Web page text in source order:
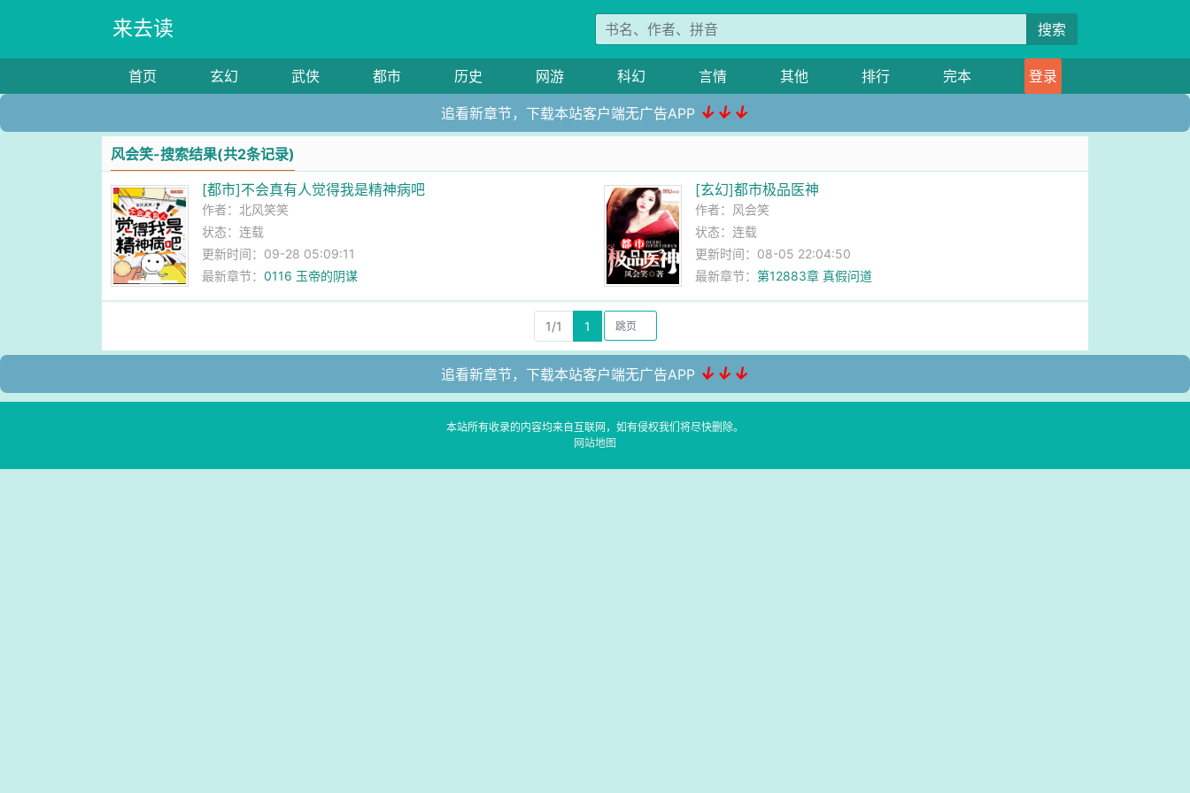
来去读 搜索
首页 玄幻 武侠 都市 历史 网游 科幻 言情 其他 排行 完本 登录
追看新章节，下载本站客户端无广告APP ↓↓↓
风会笑-搜索结果(共2条记录)
[都市]不会真有人觉得我是精神病吧
作者： 北风笑笑
状态：连载
更新时间：09-28 05:09:11
最新章节：0116 玉帝的阴谋
[玄幻]都市极品医神
作者： 风会笑
状态：连载
更新时间：08-05 22:04:50
最新章节： 第12883章 真假问道
1/1 1
追看新章节，下载本站客户端无广告APP ↓↓↓
本站所有收录的内容均来自互联网，如有侵权我们将尽快删除。
网站地图